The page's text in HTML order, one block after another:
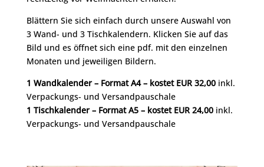
Blättern Sie sich einfach durch unsere Auswahl von
3 Wand- und 3 Tischkalendern. Klicken Sie auf das
Bild und es öffnet sich eine pdf. mit den einzelnen
Monaten und jeweiligen Bildern.
1 Wandkalender – Format A4 – kostet EUR 32,00inkl.
Verpackungs- und Versandpauschale
1 Tischkalender – Format A5 – kostet EUR 24,00inkl.
Verpackungs- und Versandpauschale